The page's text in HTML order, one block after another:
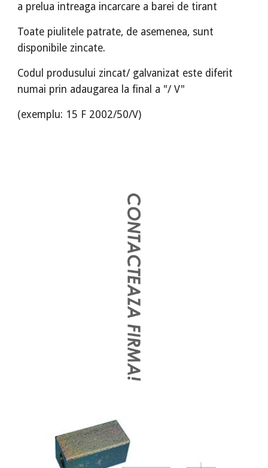
a prelua intreaga incarcare a barei de tirant
Toate piulitele patrate, de asemenea, sunt
disponibile zincate.
Codul produsului zincat/ galvanizat este diferit
numai prin adaugarea la final a "/ V"
(exemplu: 15 F 2002/50/V)